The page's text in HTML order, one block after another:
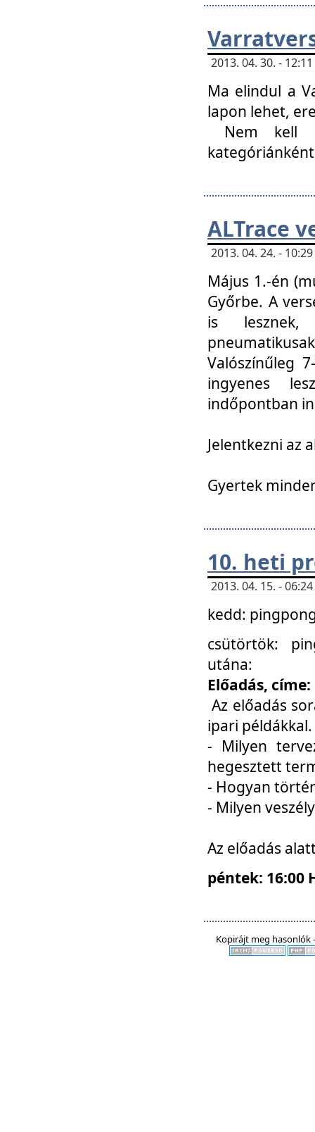
2013. 04. 30. -
Ma elindul a
lapon lehet,
Nem kell
ALTrace
2013. 04. 24. -
Május 1.-én
Győrbe. A
is lesznek,
Valószínűleg
ingyenes
indőpontban
Jelentkezni az
Gyertek
10. heti
2013. 04. 15. -
kedd:
csütörtök:
utána:
Előadás,
Az előadás
ipari
- Milyen
hegesztett
- Hogyan
- Milyen
Az előadás
péntek: 16:00
Kopirájt meg hasonlók